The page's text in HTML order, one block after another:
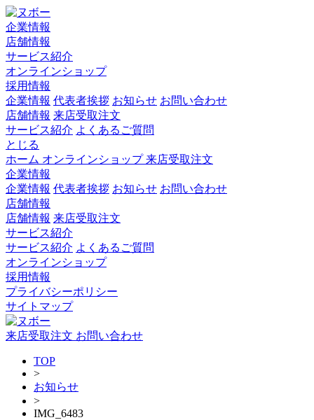
企業情報
店舗情報
サービス紹介
オンラインショップ
採用情報
企業情報 代表者挨拶 お知らせ お問い合わせ
店舗情報 来店受取注文
サービス紹介 よくあるご質問
とじる
ホーム オンラインショップ来店受取注文
企業情報
企業情報 代表者挨拶 お知らせ お問い合わせ
店舗情報
店舗情報 来店受取注文
サービス紹介
サービス紹介 よくあるご質問
オンラインショップ
採用情報
プライバシーポリシー
サイトマップ
来店受取注文 お問い合わせ
TOP
>
お知らせ
>
IMG_6483